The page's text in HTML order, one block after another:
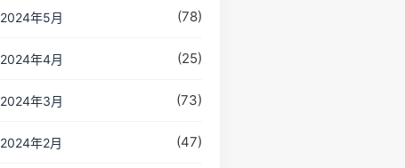
2024年5月 (78)
2024年4月 (25)
2024年3月 (73)
2024年2月 (47)